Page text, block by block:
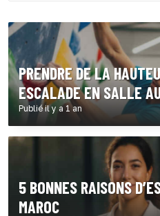
PRENDRE DE LA
ESCALADE EN SALLE
Publié il y a 1 an
5 BONNES RAISONS
MAROC